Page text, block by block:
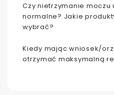
Czy nietrzymanie moczu
normalne? Jakie
wybrać?
Kiedy mając wniosek/
otrzymać maksymalną